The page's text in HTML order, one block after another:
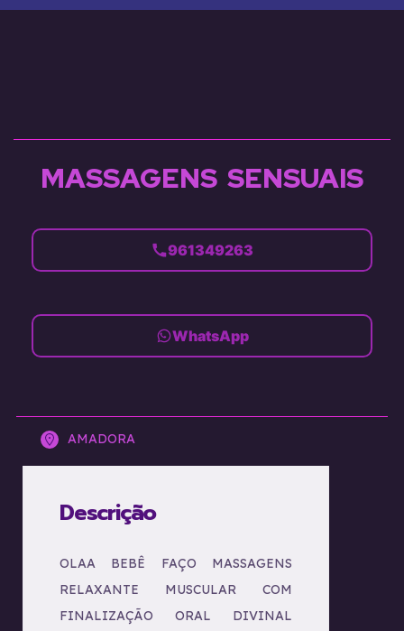
MASSAGENS SENSUAIS
961349263
WhatsApp
AMADORA
Descrição
OLAA BEBÊ FAÇO MASSAGENS
RELAXANTE MUSCULAR COM
FINALIZAÇÃO ORAL DIVINAL